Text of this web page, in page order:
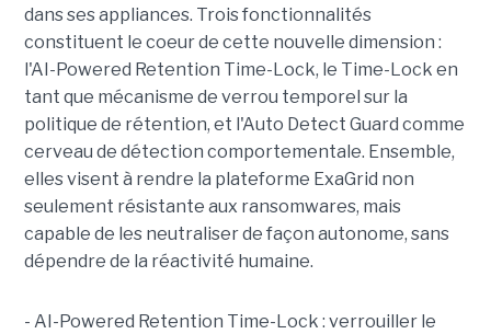
dans ses appliances. Trois fonctionnalités
constituent le coeur de cette nouvelle dimension :
l'AI-Powered Retention Time-Lock, le Time-Lock en
tant que mécanisme de verrou temporel sur la
politique de rétention, et l'Auto Detect Guard comme
cerveau de détection comportementale. Ensemble,
elles visent à rendre la plateforme ExaGrid non
seulement résistante aux ransomwares, mais
capable de les neutraliser de façon autonome, sans
dépendre de la réactivité humaine.
- AI-Powered Retention Time-Lock : verrouiller le